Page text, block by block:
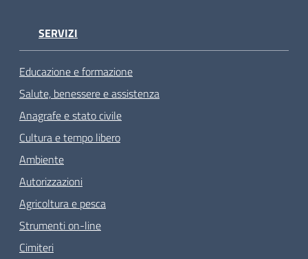
SERVIZI
Educazione e formazione
Salute, benessere e assistenza
Anagrafe e stato civile
Cultura e tempo libero
Ambiente
Autorizzazioni
Agricoltura e pesca
Strumenti on-line
Cimiteri